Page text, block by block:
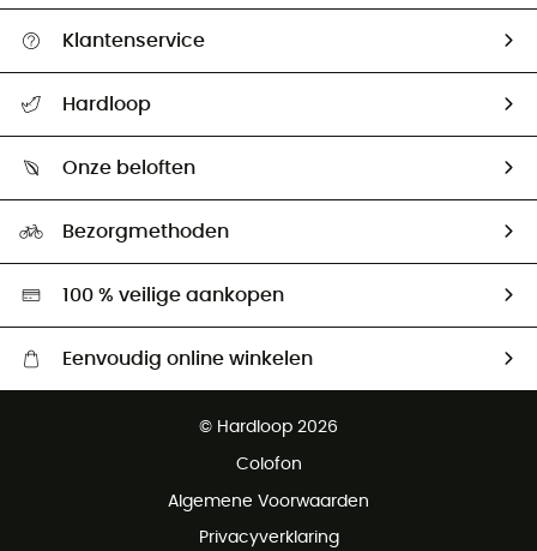
Klantenservice
Mijn zending volgen
Retourzendingen & Terugbetalingen
Hardloop
Ambassadeurs
Onze beloften
Hardgreen
Bezorgmethoden
100 % veilige aankopen
Eenvoudig online winkelen
Gratis retourneren binnen 100 dagen
© Hardloop 2026
Colofon
Algemene Voorwaarden
Privacyverklaring